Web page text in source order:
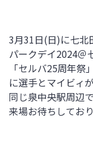
3月31日(日)に七北
パークデイ2024＠
「セルバ25周年祭
に選手とマイビィ
同じ泉中央駅周辺
来場お待ちしてお